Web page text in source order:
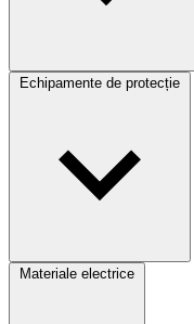
Echipamente de protecție
Materiale electrice